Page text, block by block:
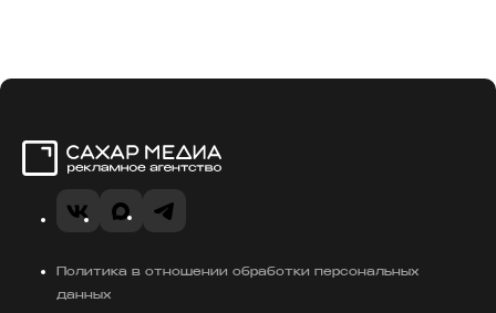
VK MAXTelegram
Политика в отношении обработки персональных
данных